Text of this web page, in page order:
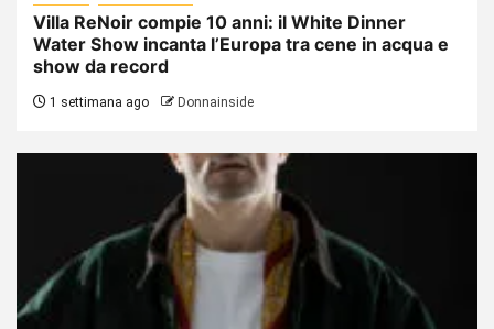
Villa ReNoir compie 10 anni: il White Dinner
Water Show incanta l’Europa tra cene in acqua e
show da record
1 settimana ago Donnainside